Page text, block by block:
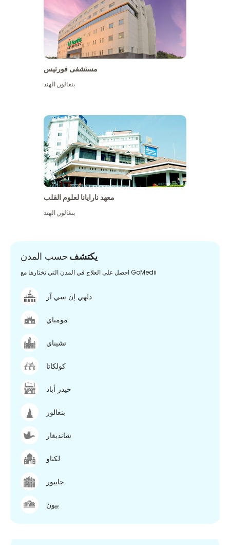
مستشفى فورتيس
بنغالور,الهند
معهد نارايانا لعلوم القلب
بنغالور,الهند
يكتشف حسب المدن
احصل على العلاج في المدن التي تختارها مع GoMedii
دلهي إن سي آر
مومباي
تشيناي
كولكاتا
حيدر أباد
بنغالور
شانديغار
لكناو
جايبور
بيون